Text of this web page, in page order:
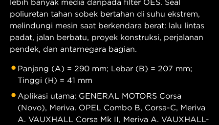
poliuretan tahan sobek bertahan di suhu ekstrem,
melindungi mesin saat berkendara berat: lalu lintas
padat, jalan berbatu, proyek konstruksi, perjalanan
pendek, dan antarnegara bagian.
Panjang (A) = 290 mm; Lebar (B) = 207 mm;
Tinggi (H) = 41 mm
Aplikasi utama: GENERAL MOTORS Corsa
(Novo), Meriva. OPEL Combo B, Corsa-C, Meriva
A. VAUXHALL Corsa Mk II, Meriva A. VAUXHALL-